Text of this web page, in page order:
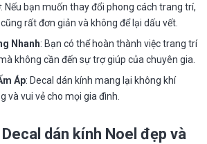
: Nếu bạn muốn thay đổi phong cách trang trí,
rất đơn giản và không để lại dấu vết.
Nhanh: Bạn có thể hoàn thành việc trang trí
không cần đến sự trợ giúp của chuyên gia.
Áp: Decal dán kính mang lại không khí
và vui vẻ cho mọi gia đình.
dán kính Noel đẹp và